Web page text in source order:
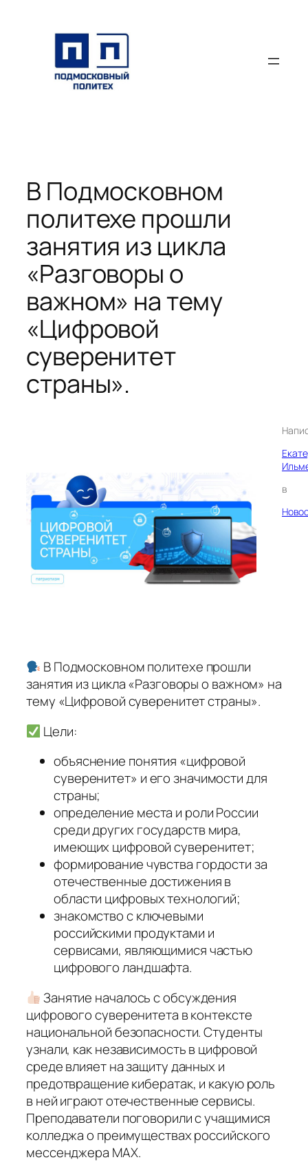
содержимому
В Подмосковном
политехе прошли
занятия из цикла
«Разговоры о
важном» на тему
«Цифровой
суверенитет
страны».
в
В Подмосковном политехе прошли
занятия из цикла «Разговоры о важном» на
тему «Цифровой суверенитет страны».
Цели:
объяснение понятия «цифровой
суверенитет» и его значимости для
страны;
определение места и роли России
среди других государств мира,
имеющих цифровой суверенитет;
формирование чувства гордости за
отечественные достижения в
области цифровых технологий;
знакомство с ключевыми
российскими продуктами и
сервисами, являющимися частью
цифрового ландшафта.
Занятие началось с обсуждения
цифрового суверенитета в контексте
национальной безопасности. Студенты
узнали, как независимость в цифровой
среде влияет на защиту данных и
предотвращение кибератак, и какую роль
в ней играют отечественные сервисы.
Преподаватели поговорили с учащимися
колледжа о преимуществах российского
мессенджера MAX.